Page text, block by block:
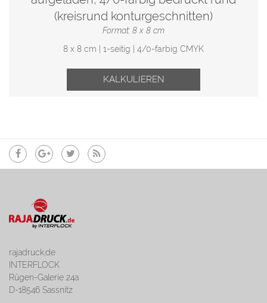
(kreisrund konturgeschnitten)
Format: 8 x 8 cm
8 x 8 cm | 1-seitig | 4/0-farbig CMYK
KALKULIEREN
rajadruck.de
INTERFLOCK
Rügen-Galerie 24a
D-18546 Sassnitz